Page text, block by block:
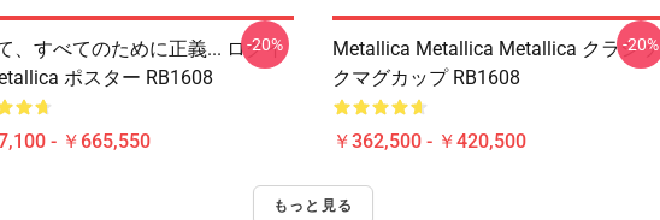
、すべてのために正義... ログイ
ポスター RB1608
- ￥665,550
-20%
Metallica Metallica Metallica クラシッ
クマグカップ RB1608
￥362,500 - ￥420,500
-20%
もっと見る